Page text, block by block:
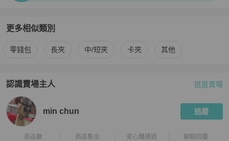
更多相似類別
更多Marc Jacobs女士錢包 / 小皮件 相似商品推薦
零錢包 長夾 中/短夾 卡夾 其他
認識賣場主人
PopChill 拍拍圈嚴選賣家
逛逛賣場
min chun 追蹤
商品數 商品售出 安心購通過 聊聊回覆